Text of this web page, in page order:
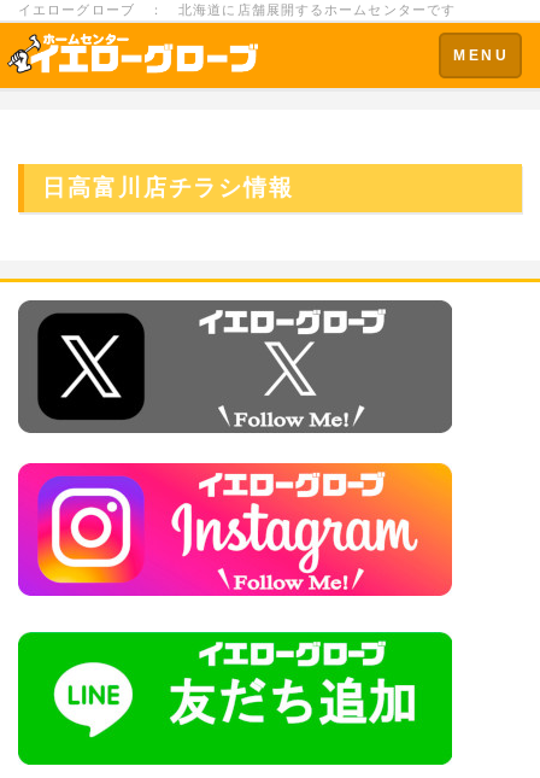
イエローグローブ ： 北海道に店舗展開するホームセンターです
Toggle
navigation
MENU
日高富川店チラシ情報